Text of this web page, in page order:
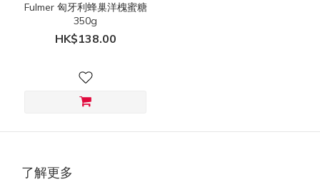
Fulmer 匈牙利蜂巢洋槐蜜糖
350g
HK$138.00
了解更多